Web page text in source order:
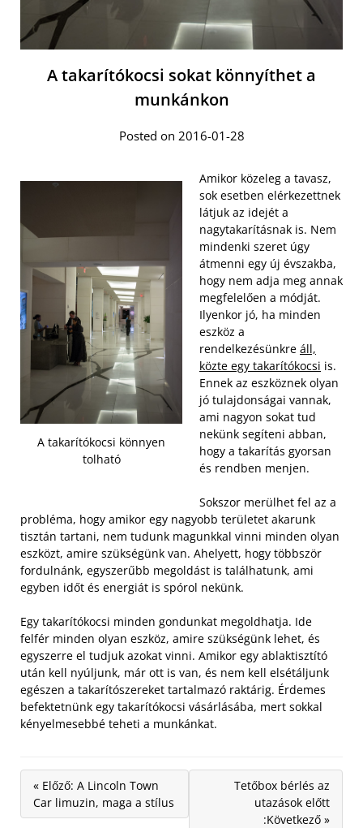
A takarítókocsi sokat könnyíthet a
munkánkon
Posted on 2016-01-28
A takarítókocsi könnyen
tolható
Amikor közeleg a tavasz,
sok esetben elérkezettnek
látjuk az idejét a
nagytakarításnak is. Nem
mindenki szeret úgy
átmenni egy új évszakba,
hogy nem adja meg annak
megfelelően a módját.
Ilyenkor jó, ha minden
eszköz a
rendelkezésünkre áll,
közte egy takarítókocsi is.
Ennek az eszköznek olyan
jó tulajdonságai vannak,
ami nagyon sokat tud
nekünk segíteni abban,
hogy a takarítás gyorsan
és rendben menjen.
Sokszor merülhet fel az a
probléma, hogy amikor egy nagyobb területet akarunk
tisztán tartani, nem tudunk magunkkal vinni minden olyan
eszközt, amire szükségünk van. Ahelyett, hogy többször
fordulnánk, egyszerűbb megoldást is találhatunk, ami
egyben időt és energiát is spórol nekünk.
Egy takarítókocsi minden gondunkat megoldhatja. Ide
felfér minden olyan eszköz, amire szükségünk lehet, és
egyszerre el tudjuk azokat vinni. Amikor egy ablaktisztító
után kell nyúljunk, már ott is van, és nem kell elsétáljunk
egészen a takarítószereket tartalmazó raktárig. Érdemes
befektetnünk egy takarítókocsi vásárlásába, mert sokkal
kényelmesebbé teheti a munkánkat.
« Előző: A Lincoln Town
Car limuzin, maga a stílus
Tetőbox bérlés az
utazások előtt
:Következő »